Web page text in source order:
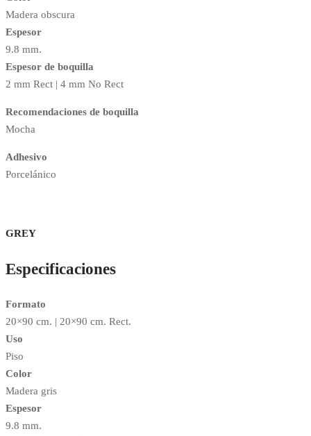
Madera obscura
Espesor
9.8 mm.
Espesor de boquilla
2 mm Rect | 4 mm No Rect
Recomendaciones de boquilla
Mocha
Adhesivo
Porcelánico
GREY
Especificaciones
Formato
20×90 cm. | 20×90 cm. Rect.
Uso
Piso
Color
Madera gris
Espesor
9.8 mm.